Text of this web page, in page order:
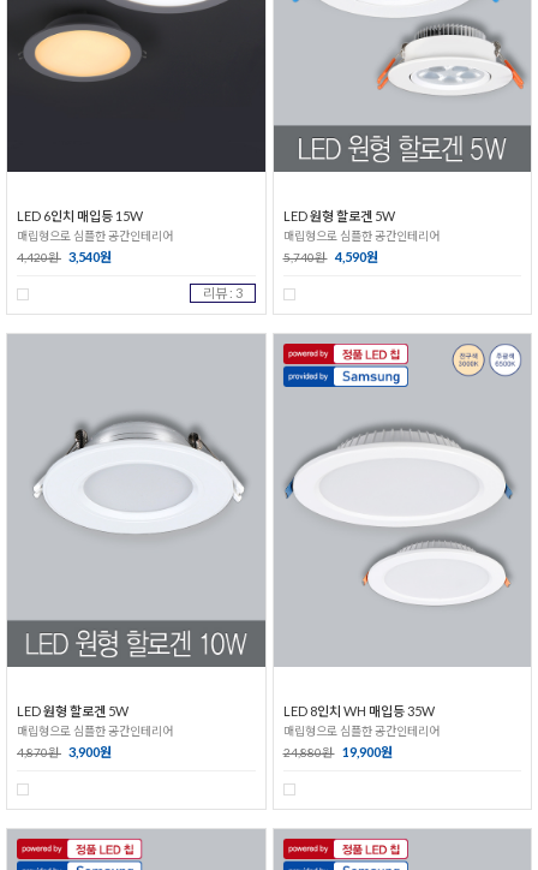
LED 6인치 매입등 15W
매립형으로 심플한 공간인테리어
4,420원 3,540원
리뷰 : 3
LED 원형 할로겐 5W
매립형으로 심플한 공간인테리어
5,740원 4,590원
LED 원형 할로겐 5W
매립형으로 심플한 공간인테리어
4,870원 3,900원
LED 8인치 WH 매입등 35W
매립형으로 심플한 공간인테리어
24,880원 19,900원